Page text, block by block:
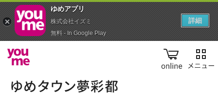
online
ゆめアプ‪リ‬
株式会社イズミ
無料 - In Google Play
詳細